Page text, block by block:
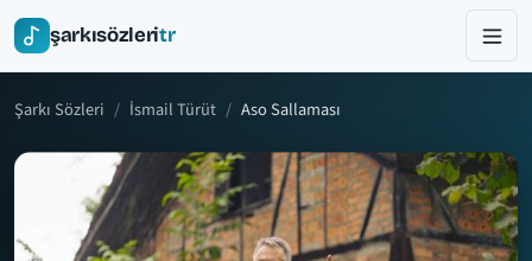
şarkısözleritr
Şarkı Sözleri İsmail Türüt Aso Sallaması